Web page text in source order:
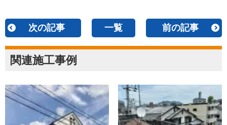
次の記事 一覧 前の記事
関連施工事例